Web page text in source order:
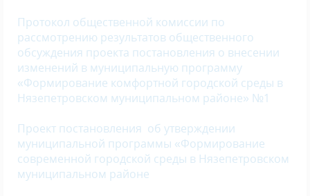
Протокол общественной комиссии по
рассмотрению результатов общественного
обсуждения проекта постановления о внесении
изменений в муниципальную программу
«Формирование комфортной городской среды в
Нязепетровском муниципальном районе» №1
Проект постановления об утверждении
муниципальной программы «Формирование
современной городской среды в Нязепетровском
муниципальном районе